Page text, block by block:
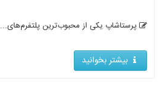
پرستاشاپ یکی از محبوب‌ترین پلتفرم‌های...
بیشتر بخوانید